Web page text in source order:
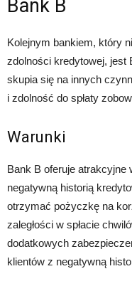
Bank B
Kolejnym bankiem, który
zdolności kredytowej, jest
skupia się na innych
i zdolność do spłaty
Warunki
Bank B oferuje atrakcyjne
negatywną historią
otrzymać pożyczkę na
zaległości w spłacie
dodatkowych
klientów z negatywną